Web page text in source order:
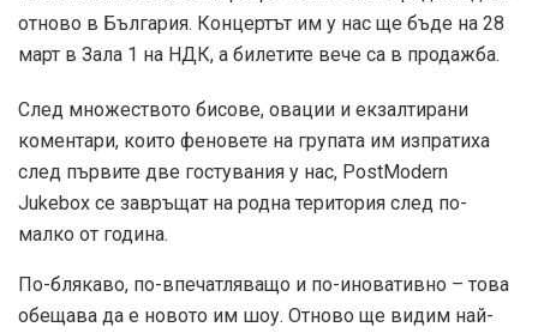
отново в България. Концертът им у нас ще бъде на 28
март в Зала 1 на НДК, а билетите вече са в продажба.
След множеството бисове, овации и екзалтирани
коментари, които феновете на групата им изпратиха
след първите две гостувания у нас, PostModern
Jukebox се завръщат на родна територия след по-
малко от година.
По-блякаво, по-впечатляващо и по-иновативно – това
обещава да е новото им шоу. Отново ще видим най-